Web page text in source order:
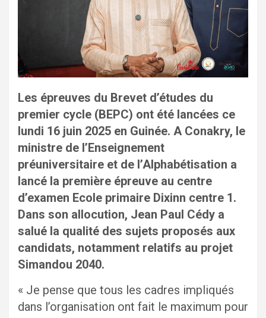
Les épreuves du Brevet d’études du
premier cycle (BEPC) ont été lancées ce
lundi 16 juin 2025 en Guinée. A Conakry, le
ministre de l’Enseignement
préuniversitaire et de l’Alphabétisation a
lancé la première épreuve au centre
d’examen Ecole primaire Dixinn centre 1.
Dans son allocution, Jean Paul Cédy a
salué la qualité des sujets proposés aux
candidats, notamment relatifs au projet
Simandou 2040.
« Je pense que tous les cadres impliqués
dans l’organisation ont fait le maximum pour